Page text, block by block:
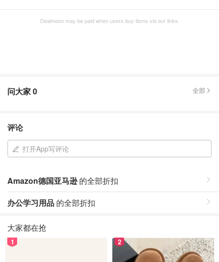
Dealmoon may be paid when users buy items via our links.
问大家0 全部
评论
打开App写评论
Amazon德国亚马逊的全部折扣
办公学习用品 的全部折扣
大家都在抢
1 2